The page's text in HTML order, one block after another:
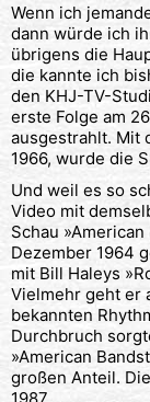
Wenn ich
dann würde ich
übrigens die
die kannte ich
den KHJ-TV-
erste Folge am
ausgestrahlt. Mit
1966, wurde die
Und weil es so
Video mit
Schau
Dezember 1964
mit Bill Haleys
Vielmehr geht er
bekannten
Durchbruch
»American
großen Anteil.